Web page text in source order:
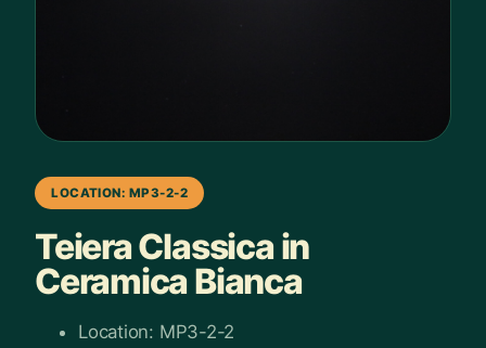
LOCATION: MP3-2-2
Teiera Classica in
Ceramica Bianca
Location: MP3-2-2